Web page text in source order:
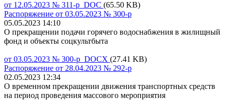
от 12.05.2023 № 311-р DOC (65.50 KB)
Распоряжение от 03.05.2023 № 300-р
05.05.2023 14:10
О прекращении подачи горячего водоснабжения в жилищный
фонд и объекты соцкультбыта
от 03.05.2023 № 300-р DOCX (27.41 KB)
Распоряжение от 28.04.2023 № 292-р
02.05.2023 12:34
О временном прекращении движения транспортных средств
на период проведения массового мероприятия